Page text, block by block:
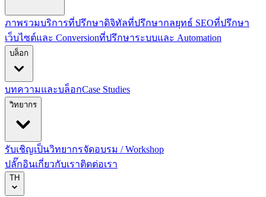
ภาพรวมบริการที่ปรึกษาดิจิทัลที่ปรึกษากลยุทธ์ SEOที่ปรึกษา
เว็บไซต์และ Conversionที่ปรึกษาระบบและ Automation
บล็อก
บทความและบล็อกCase Studies
วิทยากร
รับเชิญเป็นวิทยากรจัดอบรม / Workshop
ปลั๊กอินเกี่ยวกับเราติดต่อเรา
TH